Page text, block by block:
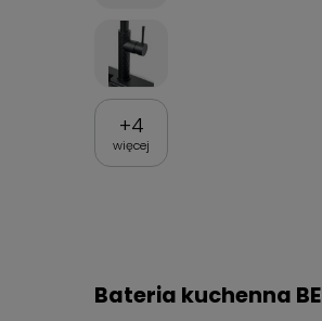
+4
więcej
Bateria kuchenna